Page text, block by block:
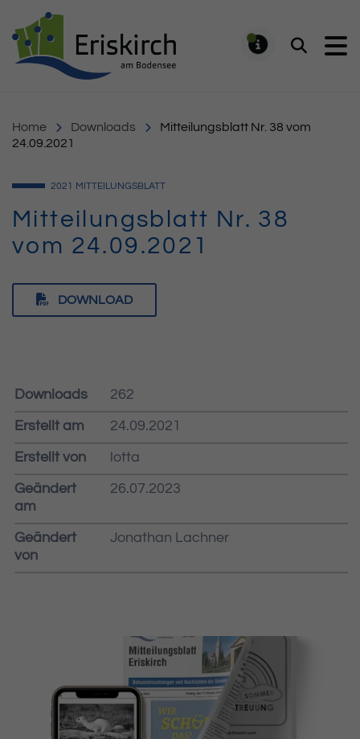
Suchen
Home Downloads
Mitteilungsblatt Nr. 38 vom
24.09.2021
2021 MITTEILUNGSBLATT
Mitteilungsblatt Nr. 38
vom 24.09.2021
DOWNLOAD
Downloads 262
Erstellt am 24.09.2021
Erstellt von lotta
Geändert
am
26.07.2023
Geändert
von
Jonathan Lachner